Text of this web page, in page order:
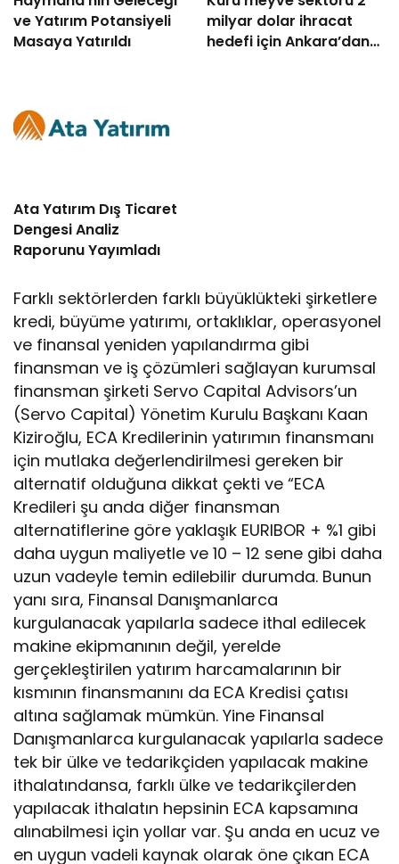
ve Yatırım Potansiyeli
Masaya Yatırıldı
milyar dolar ihracat
hedefi için Ankara’dan
Ata Yatırım Dış Ticaret
Dengesi Analiz
Raporunu Yayımladı
Farklı sektörlerden farklı büyüklükteki şirketlere
kredi, büyüme yatırımı, ortaklıklar, operasyonel
ve finansal yeniden yapılandırma gibi
finansman ve iş çözümleri sağlayan kurumsal
finansman şirketi Servo Capital Advisors’un
(Servo Capital) Yönetim Kurulu Başkanı Kaan
Kiziroğlu, ECA Kredilerinin yatırımın finansmanı
için mutlaka değerlendirilmesi gereken bir
alternatif olduğuna dikkat çekti ve “ECA
Kredileri şu anda diğer finansman
alternatiflerine göre yaklaşık EURIBOR + %1 gibi
daha uygun maliyetle ve 10 – 12 sene gibi daha
uzun vadeyle temin edilebilir durumda. Bunun
yanı sıra, Finansal Danışmanlarca
kurgulanacak yapılarla sadece ithal edilecek
makine ekipmanının değil, yerelde
gerçekleştirilen yatırım harcamalarının bir
kısmının finansmanını da ECA Kredisi çatısı
altına sağlamak mümkün. Yine Finansal
Danışmanlarca kurgulanacak yapılarla sadece
tek bir ülke ve tedarikçiden yapılacak makine
ithalatındansa, farklı ülke ve tedarikçilerden
yapılacak ithalatın hepsinin ECA kapsamına
alınabilmesi için yollar var. Şu anda en ucuz ve
en uygun vadeli kaynak olarak öne çıkan ECA